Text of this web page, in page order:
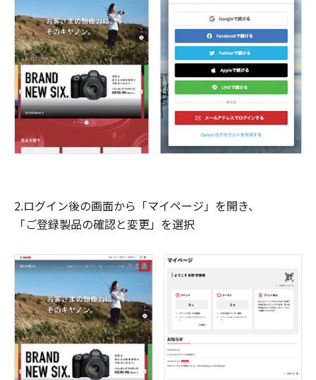
2.ログイン後の画面から「マイページ」を開き、
「ご登録製品の確認と変更」を選択